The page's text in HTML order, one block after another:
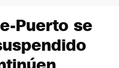
Puerto se